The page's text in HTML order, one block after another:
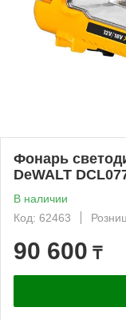
Фонарь
DeWALT
В наличии
Код: 62463
90 600 ₸